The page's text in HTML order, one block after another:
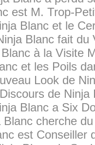
est M. Trop-
Blanc et le
Blanc fait du
à la Visite
et les Poils
Look de
de Ninja
Blanc a Six
Blanc cherche
est Conseiller